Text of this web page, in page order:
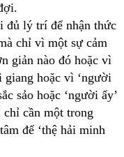
đủ lý trí để nhận thức
chỉ vì một sự cảm
giản nào đó hoặc vì
giang hoặc vì ‘người
sảo hoặc ‘người ấy’
cần một trong
để ‘thệ hải minh